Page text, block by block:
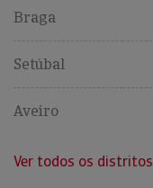
Braga
Setúbal
Aveiro
Ver todos os distritos